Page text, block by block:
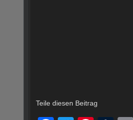
Teile diesen Beitrag